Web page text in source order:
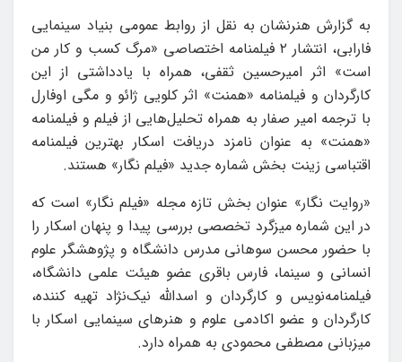
به گزارش هنرنشان به نقل از روابط عمومی بنیاد سینمایی
فارابی، انتشار ۲ فیلمنامه اختصاصی «مرگ کسب و کار من
است» اثر امیرحسین ثقفی، همراه با یادداشتی از این
کارگردان و فیلمنامه «همنت» اثر کلویی ژائو و مگی اوفارل
با ترجمه امیر صفار به همراه تحلیل‌هایی از فیلم و فیلمنامه
«همنت» به عنوان نامزد دریافت اسکار بهترین فیلمنامه
اقتباسی زینت بخش شماره جدید «فیلم نگار» هستند.
«روایت نگار» عنوان بخش تازه مجله «فیلم نگار» است که
در این شماره میزگرد تخصصی بررسی پیدا و پنهان اسکار را
با حضور محسن سوهانی مدرس دانشگاه و پژوهشگر علوم
انسانی و سینما، فارس باقری عضو هیئت علمی دانشگاه،
فیلمنامه‌نویس و کارگردان و اسدالله نیک‌نژاد تهیه کننده،
کارگردان و عضو اکادمی علوم و هنرهای سینمایی اسکار با
میزبانی مصطفی محمودی به همراه دارد.